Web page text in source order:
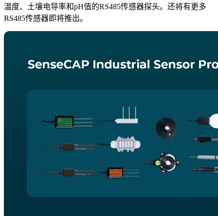
温度、土壤电导率和pH值的RS485传感器探头。还将有更多
RS485传感器即将推出。